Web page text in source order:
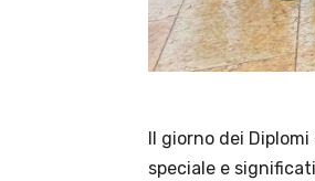
Il giorno dei
speciale e